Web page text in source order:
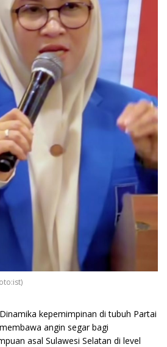
kepemimpinan di tubuh Partai
angin segar bagi
asal Sulawesi Selatan di level